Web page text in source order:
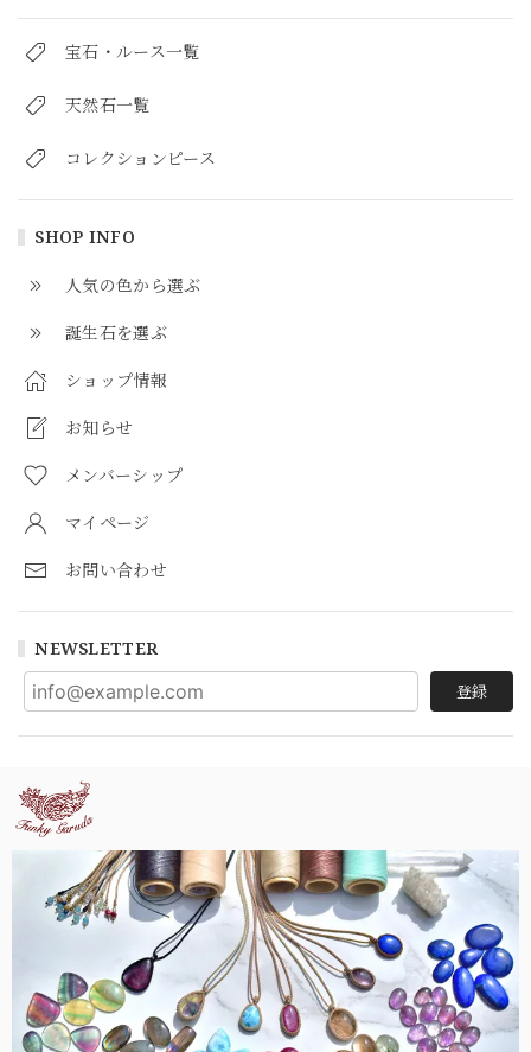
宝石・ルース一覧
天然石一覧
コレクションピース
SHOP INFO
人気の色から選ぶ
誕生石を選ぶ
ショップ情報
お知らせ
メンバーシップ
マイページ
お問い合わせ
NEWSLETTER
登録